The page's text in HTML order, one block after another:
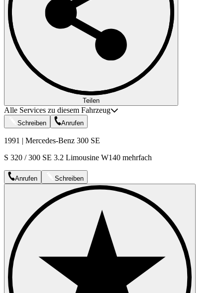
Teilen
Alle Services zu diesem Fahrzeug
Schreiben Anrufen
1991 | Mercedes-Benz 300 SE
S 320 / 300 SE 3.2 Limousine W140 mehrfach
Anrufen Schreiben